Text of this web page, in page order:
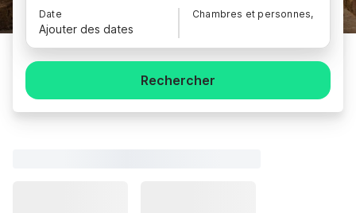
Date
Ajouter des dates
Chambres et personnes,
Rechercher